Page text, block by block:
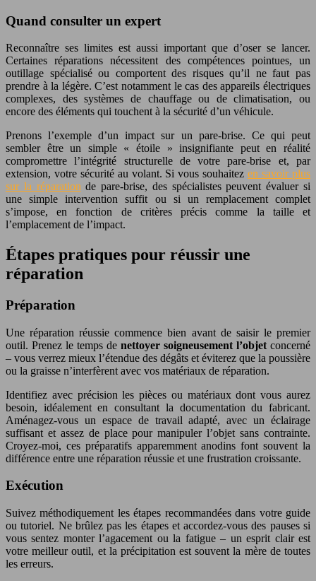
Quand consulter un expert
Reconnaître ses limites est aussi important que d’oser se lancer.
Certaines réparations nécessitent des compétences pointues, un
outillage spécialisé ou comportent des risques qu’il ne faut pas
prendre à la légère. C’est notamment le cas des appareils électriques
complexes, des systèmes de chauffage ou de climatisation, ou
encore des éléments qui touchent à la sécurité d’un véhicule.
Prenons l’exemple d’un impact sur un pare-brise. Ce qui peut
sembler être un simple « étoile » insignifiante peut en réalité
compromettre l’intégrité structurelle de votre pare-brise et, par
extension, votre sécurité au volant. Si vous souhaitezen savoir plus
sur la réparation de pare-brise, des spécialistes peuvent évaluer si
une simple intervention suffit ou si un remplacement complet
s’impose, en fonction de critères précis comme la taille et
l’emplacement de l’impact.
Étapes pratiques pour réussir une
réparation
Préparation
Une réparation réussie commence bien avant de saisir le premier
outil. Prenez le temps de nettoyer soigneusement l’objet concerné
– vous verrez mieux l’étendue des dégâts et éviterez que la poussière
ou la graisse n’interfèrent avec vos matériaux de réparation.
Identifiez avec précision les pièces ou matériaux dont vous aurez
besoin, idéalement en consultant la documentation du fabricant.
Aménagez-vous un espace de travail adapté, avec un éclairage
suffisant et assez de place pour manipuler l’objet sans contrainte.
Croyez-moi, ces préparatifs apparemment anodins font souvent la
différence entre une réparation réussie et une frustration croissante.
Exécution
Suivez méthodiquement les étapes recommandées dans votre guide
ou tutoriel. Ne brûlez pas les étapes et accordez-vous des pauses si
vous sentez monter l’agacement ou la fatigue – un esprit clair est
votre meilleur outil, et la précipitation est souvent la mère de toutes
les erreurs.